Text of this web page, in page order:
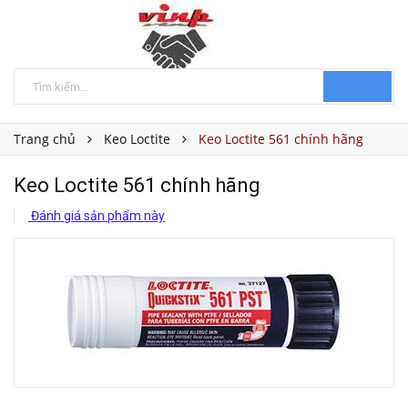
Trang chủ Keo Loctite Keo Loctite 561 chính hãng
Keo Loctite 561 chính hãng
Đánh giá sản phẩm này